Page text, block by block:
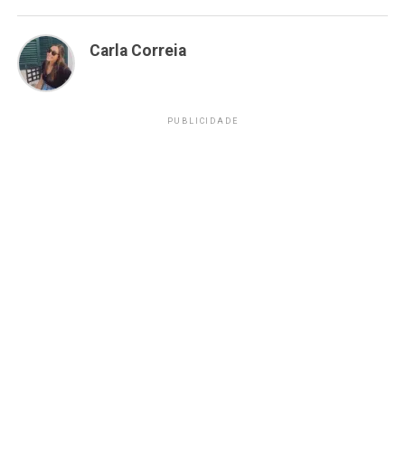
Carla Correia
PUBLICIDADE